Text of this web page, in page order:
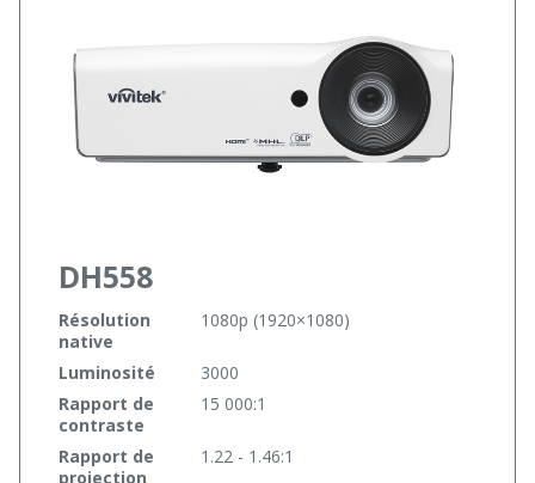
DH558
Résolution
native
1080p (1920×1080)
Luminosité
3000
Rapport de
contraste
15 000:1
Rapport de
projection
1.22 - 1.46:1